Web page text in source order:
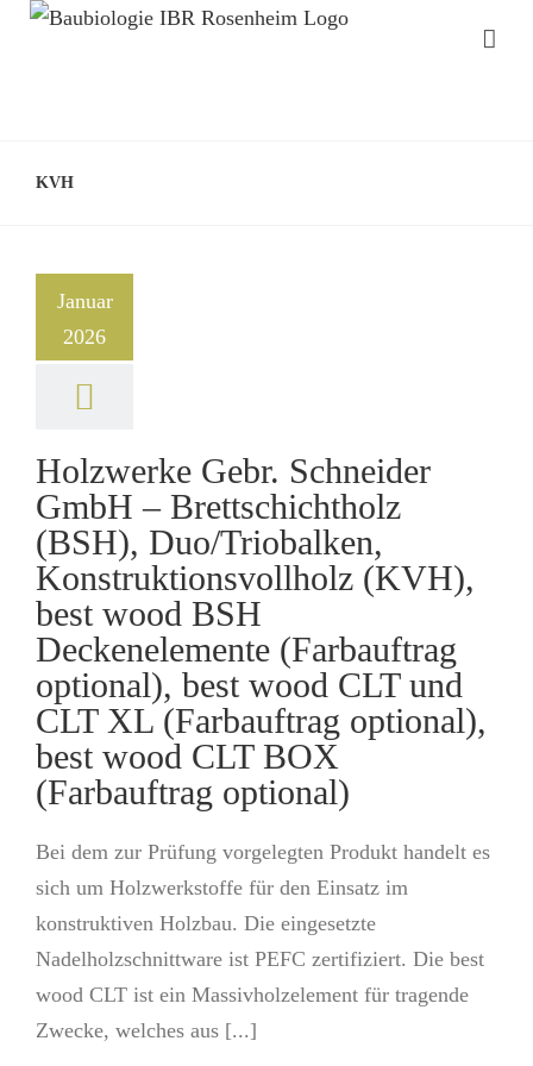
KVH
Januar
2026
Holzwerke Gebr. Schneider
GmbH – Brettschichtholz
(BSH), Duo/Triobalken,
Konstruktionsvollholz (KVH),
best wood BSH
Deckenelemente (Farbauftrag
optional), best wood CLT und
CLT XL (Farbauftrag optional),
best wood CLT BOX
(Farbauftrag optional)
Bei dem zur Prüfung vorgelegten Produkt handelt es
sich um Holzwerkstoffe für den Einsatz im
konstruktiven Holzbau. Die eingesetzte
Nadelholzschnittware ist PEFC zertifiziert. Die best
wood CLT ist ein Massivholzelement für tragende
Zwecke, welches aus [...]